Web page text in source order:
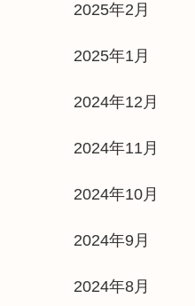
2025年2月
2025年1月
2024年12月
2024年11月
2024年10月
2024年9月
2024年8月